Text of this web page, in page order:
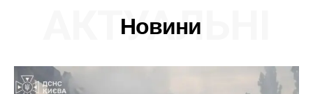
Новини
АКТУАЛЬНІ